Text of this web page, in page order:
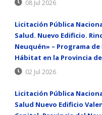
08 Jul 2026
Licitación Pública
Salud. Nuevo Edificio.
Neuquén» – Programa
Hábitat en la Provincia
02 Jul 2026
Licitación Pública
Salud Nuevo Edificio